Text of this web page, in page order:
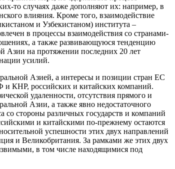
то случаях даже дополняют их: например, в
влияния. Кроме того, взаимодействие
и Узбекистаном) института –
в процессы взаимодействия со странами-
а также развивающуюся тенденцию
Азии на протяжении последних 20 лет
усилий.
Азией, а интересы и позиции стран ЕС
и КНР, российских и китайских компаний.
удаленности, отсутствия прямого и
Азии, а также явно недостаточного
со стороны различных государств и компаний
и китайскими по-прежнему остаются
успешности этих двух направлений
и Великобритания. За рамками же этих двух
в том числе находящимися под